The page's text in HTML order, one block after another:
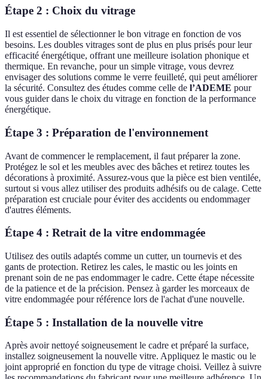
Étape 2 : Choix du vitrage
Il est essentiel de sélectionner le bon vitrage en fonction de vos
besoins. Les doubles vitrages sont de plus en plus prisés pour leur
efficacité énergétique, offrant une meilleure isolation phonique et
thermique. En revanche, pour un simple vitrage, vous devrez
envisager des solutions comme le verre feuilleté, qui peut améliorer
la sécurité. Consultez des études comme celle de l’ADEME pour
vous guider dans le choix du vitrage en fonction de la performance
énergétique.
Étape 3 : Préparation de l'environnement
Avant de commencer le remplacement, il faut préparer la zone.
Protégez le sol et les meubles avec des bâches et retirez toutes les
décorations à proximité. Assurez-vous que la pièce est bien ventilée,
surtout si vous allez utiliser des produits adhésifs ou de calage. Cette
préparation est cruciale pour éviter des accidents ou endommager
d'autres éléments.
Étape 4 : Retrait de la vitre endommagée
Utilisez des outils adaptés comme un cutter, un tournevis et des
gants de protection. Retirez les cales, le mastic ou les joints en
prenant soin de ne pas endommager le cadre. Cette étape nécessite
de la patience et de la précision. Pensez à garder les morceaux de
vitre endommagée pour référence lors de l'achat d'une nouvelle.
Étape 5 : Installation de la nouvelle vitre
Après avoir nettoyé soigneusement le cadre et préparé la surface,
installez soigneusement la nouvelle vitre. Appliquez le mastic ou le
joint approprié en fonction du type de vitrage choisi. Veillez à suivre